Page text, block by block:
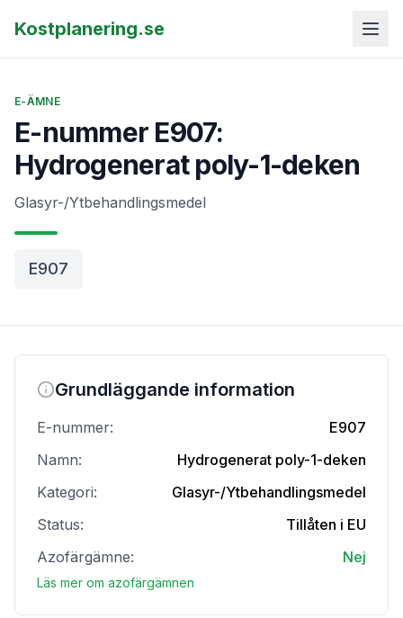
Kostplanering.se
E-ÄMNE
E-nummer E907:
Hydrogenerat poly-1-deken
Glasyr-/Ytbehandlingsmedel
E907
Grundläggande information
E-nummer:
E907
Namn:
Hydrogenerat poly-1-deken
Kategori:
Glasyr-/Ytbehandlingsmedel
Status:
Tillåten i EU
Azofärgämne:
Nej
Läs mer om azofärgämnen